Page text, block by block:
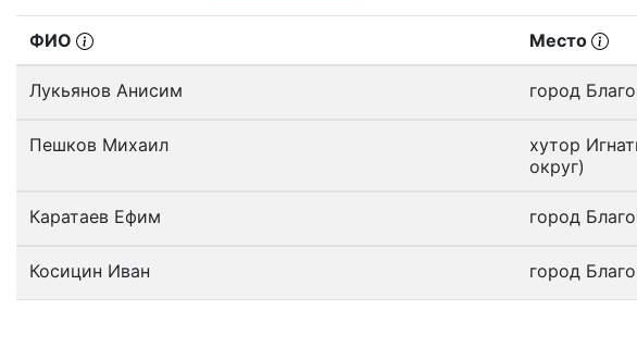
ФИО Место
Лукьянов Анисим город
Пешков Михаил
хутор
округ)
Каратаев Ефим город
Косицин Иван город